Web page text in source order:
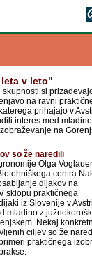
v leto"
skupnosti si
na ravni
prihajajo v
interes med
na
so že naredili
Olga Voglauer
centra
dijakov na
sklopu praktičnega
iz Slovenije v
mladino z
Nekaj
ciljev so že
praktičnega